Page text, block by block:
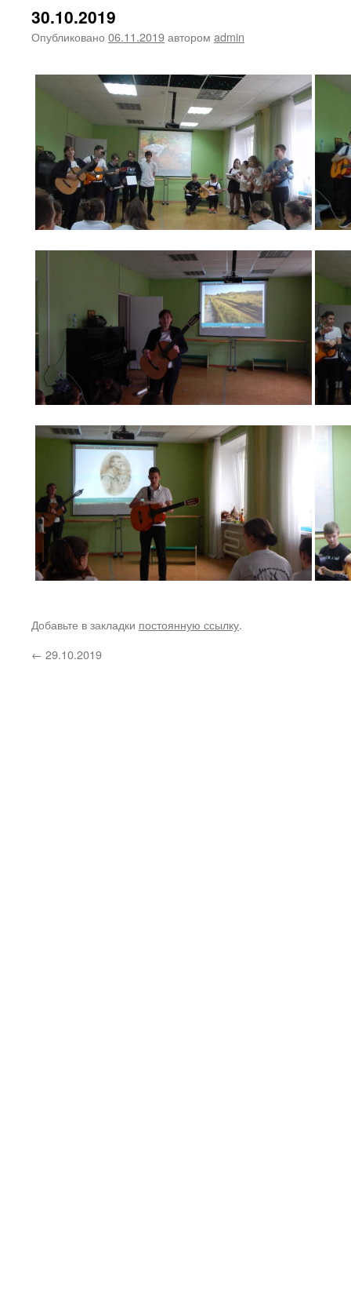
30.10.2019
Опубликовано 06.11.2019автором admin
Добавьте в закладки постоянную ссылку.
← 29.10.2019